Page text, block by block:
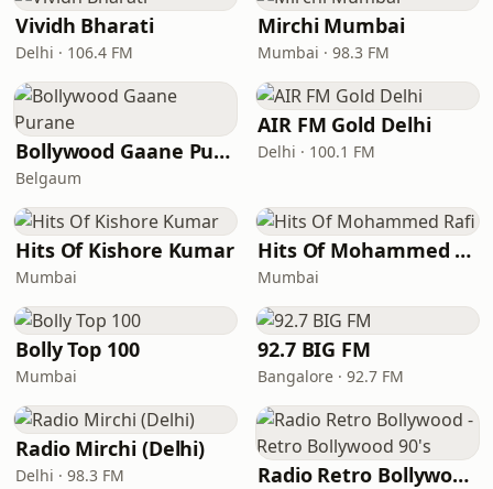
Vividh Bharati
Delhi · 106.4 FM
Mirchi Mumbai
Mumbai · 98.3 FM
Bollywood Gaane Purane
Belgaum
AIR FM Gold Delhi
Delhi · 100.1 FM
Hits Of Kishore Kumar
Mumbai
Hits Of Mohammed Rafi
Mumbai
Bolly Top 100
Mumbai
92.7 BIG FM
Bangalore · 92.7 FM
Radio Mirchi (Delhi)
Delhi · 98.3 FM Radio Retro Bollywood - Retro Bollywood 90's